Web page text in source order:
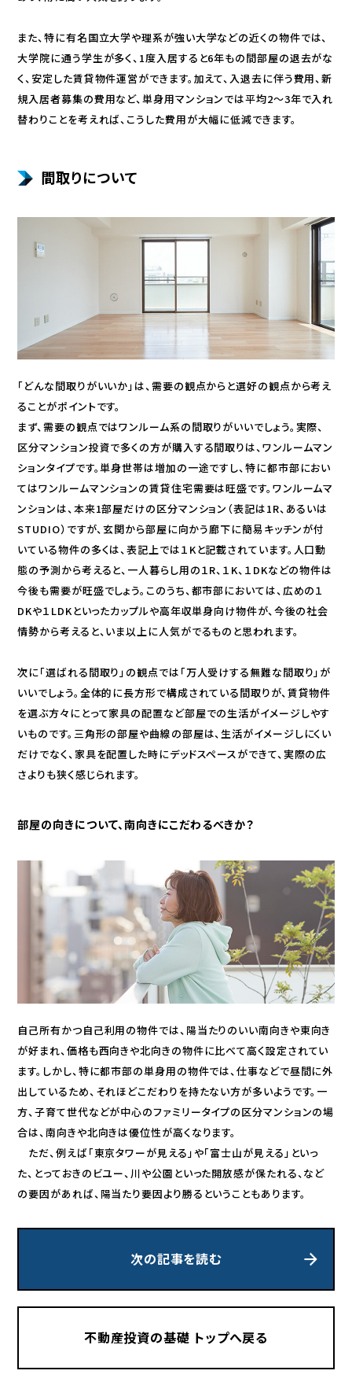
また、特に有名国立大学や理系が強い大学などの近くの物件では、
大学院に通う学生が多く、1度入居すると6年もの間部屋の退去がな
く、安定した賃貸物件運営ができます。加えて、入退去に伴う費用、新
規入居者募集の費用など、単身用マンションでは平均2～3年で入れ
替わりことを考えれば、こうした費用が大幅に低減できます。
間取りについて
「どんな間取りがいいか」は、需要の観点からと選好の観点から考え
ることがポイントです。
まず、需要の観点ではワンルーム系の間取りがいいでしょう。実際、
区分マンション投資で多くの方が購入する間取りは、ワンルームマン
ションタイプです。単身世帯は増加の一途ですし、特に都市部におい
てはワンルームマンションの賃貸住宅需要は旺盛です。ワンルームマ
ンションは、本来1部屋だけの区分マンション（表記は1R、あるいは
STUDIO）ですが、玄関から部屋に向かう廊下に簡易キッチンが付
いている物件の多くは、表記上では１Kと記載されています。人口動
態の予測から考えると、一人暮らし用の１R、１K、１DKなどの物件は
今後も需要が旺盛でしょう。このうち、都市部においては、広めの１
DKや１LDKといったカップルや高年収単身向け物件が、今後の社会
情勢から考えると、いま以上に人気がでるものと思われます。
次に「選ばれる間取り」の観点では「万人受けする無難な間取り」が
いいでしょう。全体的に長方形で構成されている間取りが、賃貸物件
を選ぶ方々にとって家具の配置など部屋での生活がイメージしやす
いものです。三角形の部屋や曲線の部屋は、生活がイメージしにくい
だけでなく、家具を配置した時にデッドスペースができて、実際の広
さよりも狭く感じられます。
部屋の向きについて、南向きにこだわるべきか？
自己所有かつ自己利用の物件では、陽当たりのいい南向きや東向き
が好まれ、価格も西向きや北向きの物件に比べて高く設定されてい
ます。しかし、特に都市部の単身用の物件では、仕事などで昼間に外
出しているため、それほどこだわりを持たない方が多いようです。一
方、子育て世代などが中心のファミリータイプの区分マンションの場
合は、南向きや北向きは優位性が高くなります。
ただ、例えば「東京タワーが見える」や「富士山が見える」といっ
た、とっておきのビユー、川や公園といった開放感が保たれる、など
の要因があれば、陽当たり要因より勝るということもあります。
次の記事を読む
不動産投資の基礎 トップへ戻る